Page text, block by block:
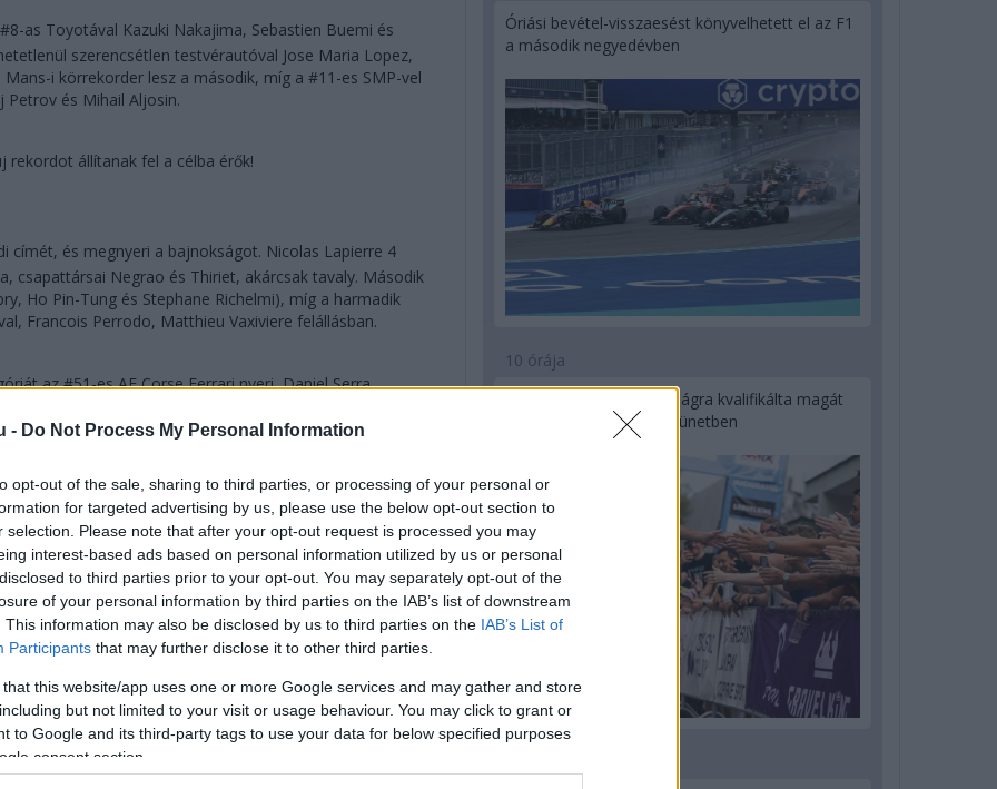
- Do Not Process My Personal Information
opt-out of the sale, sharing to third parties, or processing of your personal or
for targeted advertising by us, please use the below opt-out section to
selection. Please note that after your opt-out request is processed you may
interest-based ads based on personal information utilized by us or personal
to third parties prior to your opt-out. You may separately opt-out of the
of your personal information by third parties on the IAB’s list of downstream
This information may also be disclosed by us to third parties on the IAB’s List of
Participants that may further disclose it to other third parties.
that this website/app uses one or more Google services and may gather and store
but not limited to your visit or usage behaviour. You may click to grant or
to Google and its third-party tags to use your data for below specified purposes
consent section.
as Toyotával Kazuki Nakajima, Sebastien Buemi és
szerencsétlen testvérautóval Jose Maria Lopez,
i körrekorder lesz a második, míg a #11-es SMP-vel
és Mihail Aljosin.
rekordot állítanak fel a célba érők!
címét, és megnyeri a bajnokságot. Nicolas Lapierre 4
csapattársai Negrao és Thiriet, akárcsak tavaly. Második
Ho Pin-Tung és Stephane Richelmi), míg a harmadik
Francois Perrodo, Matthieu Vaxiviere felállásban.
az #51-es AF Corse Ferrari nyeri, Daniel Serra
Guidi először kategóriagyőztes Le Mans-ban. Második
és Makowieckivel, míg harmadik a #93-as
A világbajnokságot a #92-es Porschével Kevin Estre és
az eredményhirdetést, mivel úgy tűnik, hogy minden
amatőr kategóriát a mezőny egyetlen olyan nevezője nyeri,
nevezett be: Ben Keating privát Fordja, a
Fraga. Második és WEC-bajnok a Team Project 1
és Egidio Perfettivel, míg harmadikként az újabb erős
a JMW Ferrari zár Jeff Segallal, Wei Luval és Rodrigo
2,2 Nakajimának, de ez édeskevés. Illetve legföljebb arra
Óriási bevétel-visszaesést könyvelhetett el az F1
a második negyedévben
10 órája
Kerékpáros világbajnokságra kvalifikálta magát
Bottas az F1-es nyári szünetben